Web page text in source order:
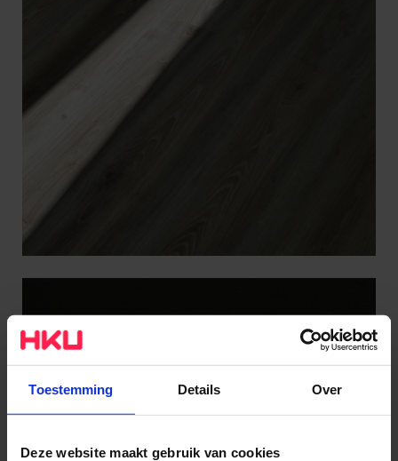
Toestemming Details Over
Deze website maakt gebruik van cookies